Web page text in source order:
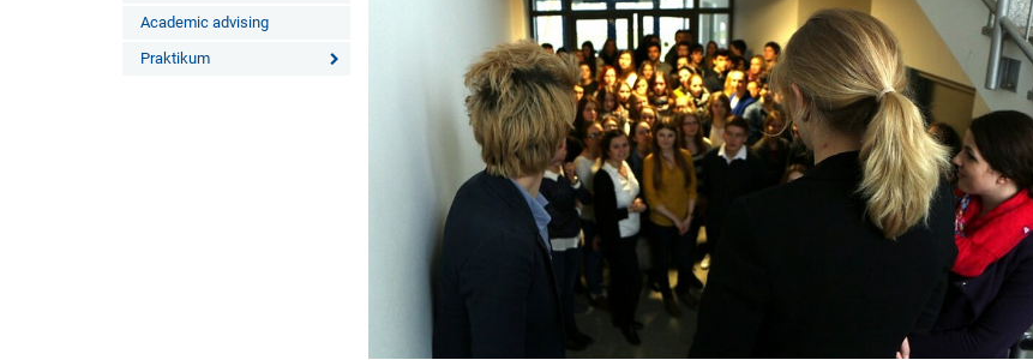
Academic advising
Praktikum